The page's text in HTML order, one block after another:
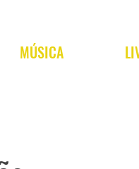
MÚSICA